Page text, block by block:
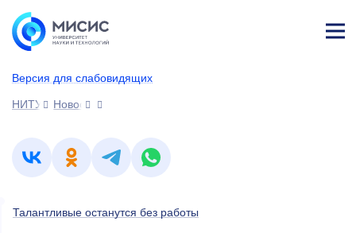
Версия для слабовидящих
НИТУ МИСИС
Новости
Талантливые останутся без работы